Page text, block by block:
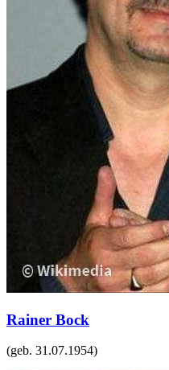
Rainer Bock
(geb. 31.07.1954)